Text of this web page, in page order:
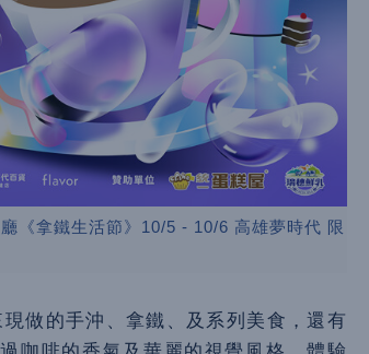
《拿鐵生活節》10/5 - 10/6 高雄夢時代 限
做的手沖、拿鐵、及系列美食，還有